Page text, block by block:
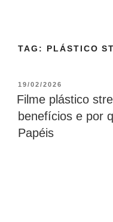
TAG: PLÁSTICO
19/02/2026
Filme plástico
benefícios e por
Papéis